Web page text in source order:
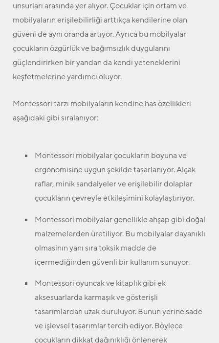
unsurları arasında yer alıyor. Çocuklar için ortam ve
mobilyaların erişilebilirliği arttıkça kendilerine olan
güveni de aynı oranda artıyor. Ayrıca bu mobilyalar
çocukların özgürlük ve bağımsızlık duygularını
güçlendirirken bir yandan da kendi yeteneklerini
keşfetmelerine yardımcı oluyor.
Montessori tarzı mobilyaların kendine has özellikleri
aşağıdaki gibi sıralanıyor:
Montessori mobilyalar çocukların boyuna ve
ergonomisine uygun şekilde tasarlanıyor. Alçak
raflar, minik sandalyeler ve erişilebilir dolaplar
çocukların çevreyle etkileşimini kolaylaştırıyor.
Montessori mobilyalar genellikle ahşap gibi doğal
malzemelerden üretiliyor. Bu mobilyalar dayanıklı
olmasinın yanı sıra toksik madde de
içermediğinden güvenli bir kullanım sunuyor.
Montessori oyuncak ve kitaplık gibi ek
aksesuarlarda karmaşık ve gösterişli
tasarımlardan uzak duruluyor. Bunun yerine sade
ve işlevsel tasarımlar tercih ediyor. Böylece
çocukların dikkat dağınıklığı önlenerek